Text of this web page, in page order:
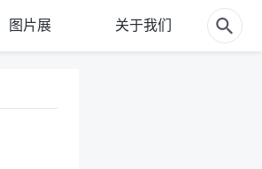
图片展 关于我们